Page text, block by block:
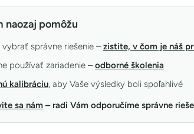
naozaj pomôžu
správne riešenie –zistite, v čom je náš
používať zariadenie –odborné školenia
kalibráciu, aby Vaše výsledky boli spoľahlivé
sa nám– radi Vám odporučíme správne